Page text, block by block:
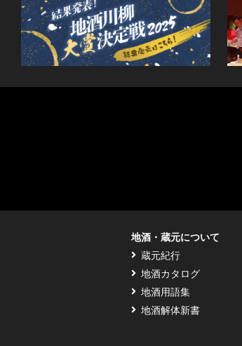
地酒・蔵元について
蔵元紀行
地酒カタログ
地酒用語集
地酒解体新書